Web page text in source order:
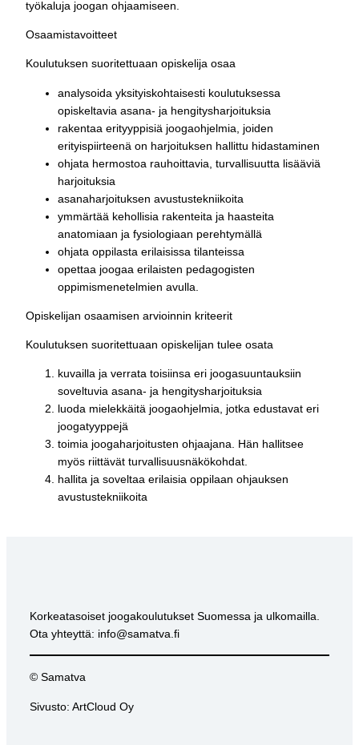
työkaluja joogan ohjaamiseen.
Osaamistavoitteet
Koulutuksen suoritettuaan opiskelija osaa
analysoida yksityiskohtaisesti koulutuksessa
opiskeltavia asana- ja hengitysharjoituksia
rakentaa erityyppisiä joogaohjelmia, joiden
erityispiirteenä on harjoituksen hallittu hidastaminen
ohjata hermostoa rauhoittavia, turvallisuutta lisääviä
harjoituksia
asanaharjoituksen avustustekniikoita
ymmärtää kehollisia rakenteita ja haasteita
anatomiaan ja fysiologiaan perehtymällä
ohjata oppilasta erilaisissa tilanteissa
opettaa joogaa erilaisten pedagogisten
oppimismenetelmien avulla.
Opiskelijan osaamisen arvioinnin kriteerit
Koulutuksen suoritettuaan opiskelijan tulee osata
kuvailla ja verrata toisiinsa eri joogasuuntauksiin
soveltuvia asana- ja hengitysharjoituksia
luoda mielekkäitä joogaohjelmia, jotka edustavat eri
joogatyyppejä
toimia joogaharjoitusten ohjaajana. Hän hallitsee
myös riittävät turvallisuusnäkökohdat.
hallita ja soveltaa erilaisia oppilaan ohjauksen
avustustekniikoita
Korkeatasoiset joogakoulutukset Suomessa ja ulkomailla.
Ota yhteyttä: info@samatva.fi
© Samatva
Sivusto: ArtCloud Oy